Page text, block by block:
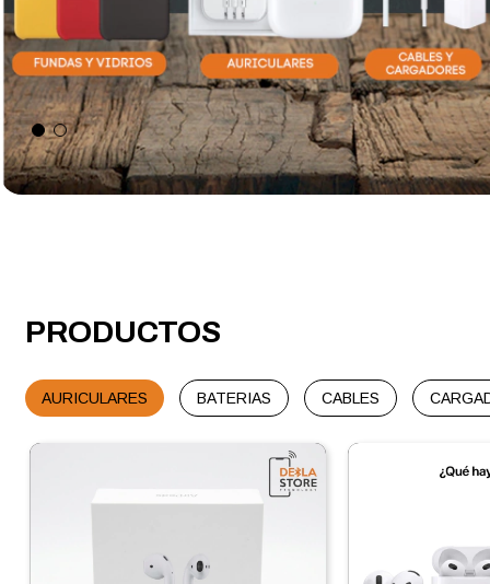
PRODUCTOS
AURICULARES BATERIAS CABLES